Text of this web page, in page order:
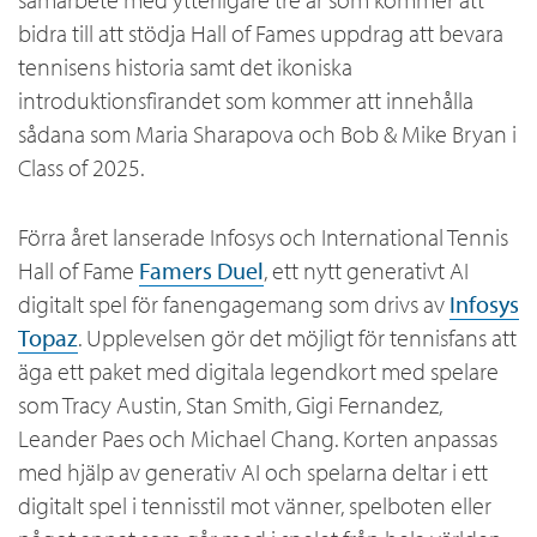
bidra till att stödja Hall of Fames uppdrag att bevara
tennisens historia samt det ikoniska
introduktionsfirandet som kommer att innehålla
sådana som Maria Sharapova och Bob & Mike Bryan i
Class of 2025.
Förra året lanserade Infosys och International Tennis
Hall of Fame Famers Duel, ett nytt generativt AI
digitalt spel för fanengagemang som drivs av Infosys
Topaz. Upplevelsen gör det möjligt för tennisfans att
äga ett paket med digitala legendkort med spelare
som Tracy Austin, Stan Smith, Gigi Fernandez,
Leander Paes och Michael Chang. Korten anpassas
med hjälp av generativ AI och spelarna deltar i ett
digitalt spel i tennisstil mot vänner, spelboten eller